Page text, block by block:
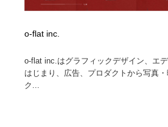
o-flat inc.
o-flat inc.はグラフィックデザイン、エ
はじまり、広告、プロダクトから写真
ク...